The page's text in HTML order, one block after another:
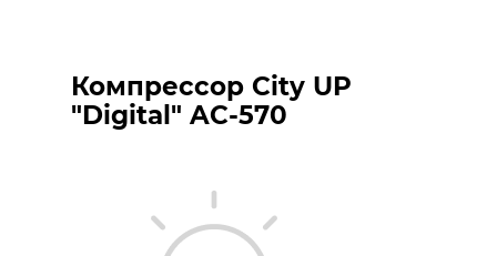
Компрессор City UP
"Digital" AC-570